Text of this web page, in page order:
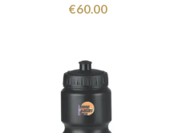
€60.00